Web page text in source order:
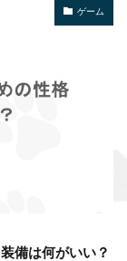
ゲーム
備は何がいい？